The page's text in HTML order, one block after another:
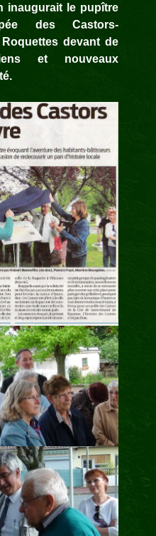
inaugurait le pupître
des Castors-
devant de
et nouveaux